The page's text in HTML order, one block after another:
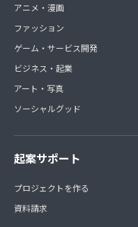
アニメ・漫画
ファッション
ゲーム・サービス開発
ビジネス・起業
アート・写真
ソーシャルグッド
起案サポート
プロジェクトを作る
資料請求